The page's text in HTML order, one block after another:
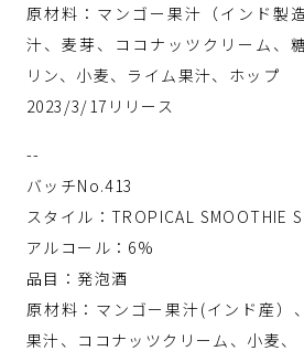
原材料：マンゴー果汁（インド製
汁、麦芽、ココナッツクリーム、
リン、小麦、ライム果汁、ホップ
2023/3/17リリース
--
バッチNo.413
スタイル：TROPICAL SMOOTHIE
アルコール：6%
品目：発泡酒
原材料：マンゴー果汁(インド産）
果汁、ココナッツクリーム、小麦、